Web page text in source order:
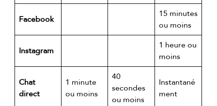
Facebook
15 minutes
ou moins
Instagram
1 heure ou
moins
Chat
direct
1 minute
ou moins
40
secondes
ou moins
Instantané
ment